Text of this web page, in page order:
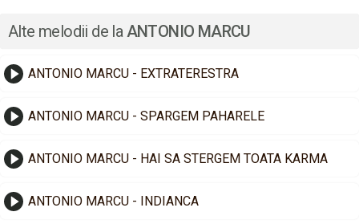
Alte melodii de laANTONIO MARCU
ANTONIO MARCU - EXTRATERESTRA
ANTONIO MARCU - SPARGEM PAHARELE
ANTONIO MARCU - HAI SA STERGEM TOATA KARMA
ANTONIO MARCU - INDIANCA